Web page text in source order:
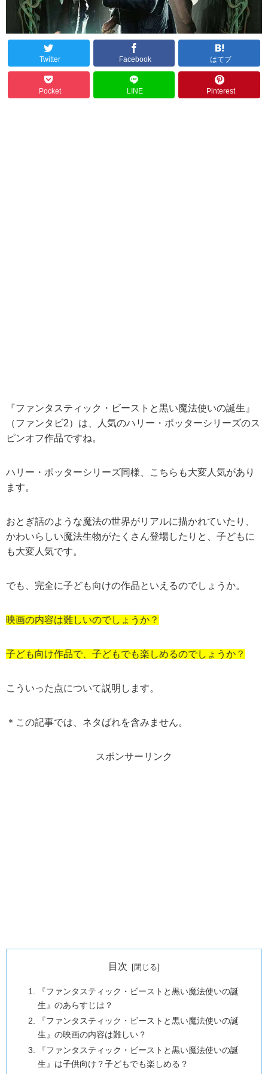
Twitter Facebook はてブ
Pocket LINE Pinterest
『ファンタスティック・ビーストと黒い魔法使いの誕生』
（ファンタビ2）は、人気のハリー・ポッターシリーズのス
ピンオフ作品ですね。
ハリー・ポッターシリーズ同様、こちらも大変人気があり
ます。
おとぎ話のような魔法の世界がリアルに描かれていたり、
かわいらしい魔法生物がたくさん登場したりと、子どもに
も大変人気です。
でも、完全に子ども向けの作品といえるのでしょうか。
映画の内容は難しいのでしょうか？
子ども向け作品で、子どもでも楽しめるのでしょうか？
こういった点について説明します。
＊この記事では、ネタばれを含みません。
スポンサーリンク
目次
『ファンタスティック・ビーストと黒い魔法使いの誕
生』のあらすじは？
『ファンタスティック・ビーストと黒い魔法使いの誕
生』の映画の内容は難しい？
『ファンタスティック・ビーストと黒い魔法使いの誕
生』は子供向け？子どもでも楽しめる？